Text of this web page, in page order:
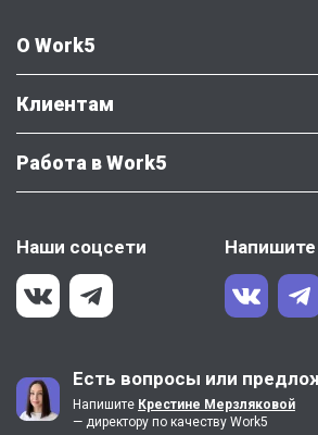
О Work5
Клиентам
Работа в Work5
Наши соцсети
Есть вопросы или
Напишите Крестине Мерзляковой
— директору по качеству Work5